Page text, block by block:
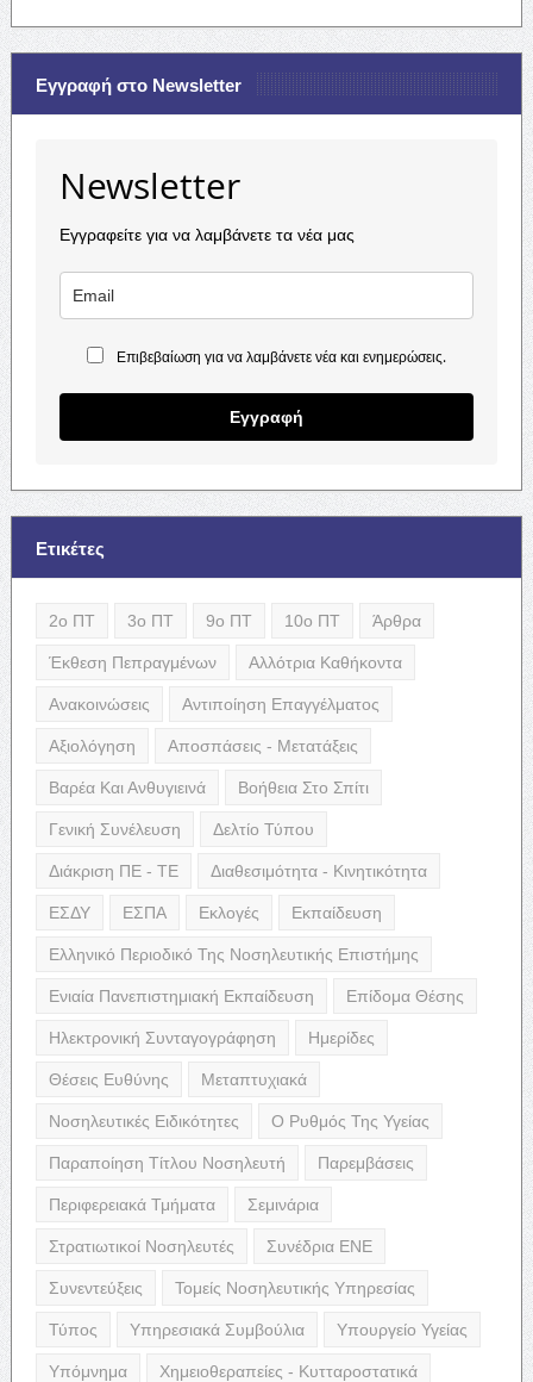
Εγγραφή στο Newsletter
Newsletter
Εγγραφείτε για να λαμβάνετε τα νέα μας
Επιβεβαίωση για να λαμβάνετε νέα και ενημερώσεις.
Εγγραφή
Ετικέτες
2ο ΠΤ 3ο ΠΤ 9ο ΠΤ 10ο ΠΤ Άρθρα
Έκθεση Πεπραγμένων Αλλότρια Καθήκοντα
Ανακοινώσεις Αντιποίηση Επαγγέλματος
Αξιολόγηση Αποσπάσεις - Μετατάξεις
Βαρέα Και Ανθυγιεινά Βοήθεια Στο Σπίτι
Γενική Συνέλευση Δελτίο Τύπου
Διάκριση ΠΕ - ΤΕ Διαθεσιμότητα - Κινητικότητα
ΕΣΔΥ ΕΣΠΑ Εκλογές Εκπαίδευση
Ελληνικό Περιοδικό Της Νοσηλευτικής Επιστήμης
Ενιαία Πανεπιστημιακή Εκπαίδευση Επίδομα Θέσης
Ηλεκτρονική Συνταγογράφηση Ημερίδες
Θέσεις Ευθύνης Μεταπτυχιακά
Νοσηλευτικές Ειδικότητες Ο Ρυθμός Της Υγείας
Παραποίηση Τίτλου Νοσηλευτή Παρεμβάσεις
Περιφερειακά Τμήματα Σεμινάρια
Στρατιωτικοί Νοσηλευτές Συνέδρια ΕΝΕ
Συνεντεύξεις Τομείς Νοσηλευτικής Υπηρεσίας
Τύπος Υπηρεσιακά Συμβούλια Υπουργείο Υγείας
Υπόμνημα Χημειοθεραπείες - Κυτταροστατικά